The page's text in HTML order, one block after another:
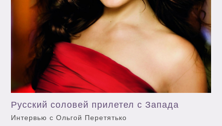
Русский соловей прилетел с Запада
Интервью с Ольгой Перетятько